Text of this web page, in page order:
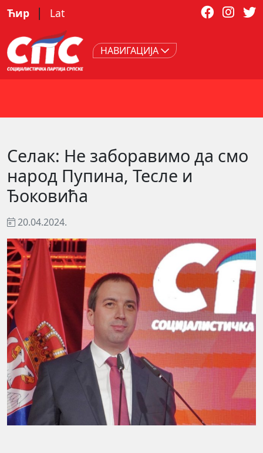
Ћир | Lat
НАВИГАЦИЈА
Селак: Не заборавимо да смо
народ Пупина, Тесле и
Ђоковића
20.04.2024.